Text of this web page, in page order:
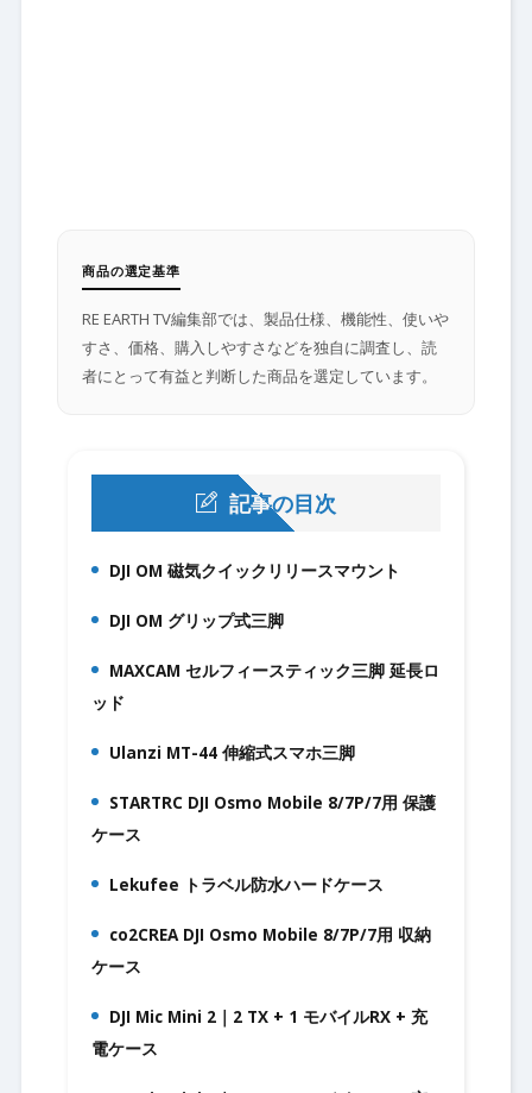
商品の選定基準
RE EARTH TV編集部では、製品仕様、機能性、使いや
すさ、価格、購入しやすさなどを独自に調査し、読
者にとって有益と判断した商品を選定しています。
記事の目次
1.DJI OM 磁気クイックリリースマウント
2.DJI OM グリップ式三脚
3.MAXCAM セルフィースティック三脚 延長ロ
ッド
4.Ulanzi MT-44 伸縮式スマホ三脚
5.STARTRC DJI Osmo Mobile 8/7P/7用 保護
ケース
6.Lekufee トラベル防水ハードケース
7.co2CREA DJI Osmo Mobile 8/7P/7用 収納
ケース
8.DJI Mic Mini 2｜2 TX + 1 モバイルRX + 充
電ケース